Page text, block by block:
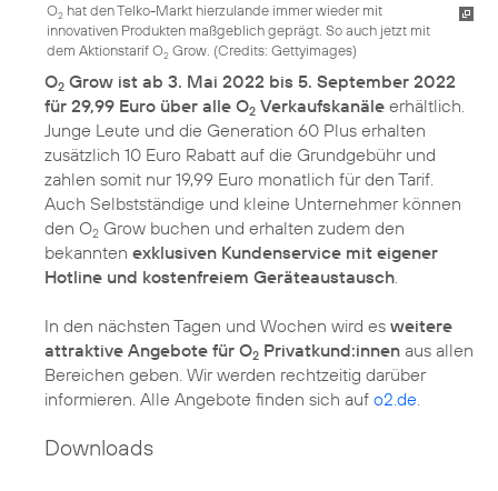
O2 hat den Telko-Markt hierzulande immer wieder mit
innovativen Produkten maßgeblich geprägt. So auch jetzt mit
dem Aktionstarif O2 Grow. (Credits: Gettyimages)
O2 Grow ist ab 3. Mai 2022 bis 5. September 2022
für 29,99 Euro über alle O2 Verkaufskanäle erhältlich.
Junge Leute und die Generation 60 Plus erhalten
zusätzlich 10 Euro Rabatt auf die Grundgebühr und
zahlen somit nur 19,99 Euro monatlich für den Tarif.
Auch Selbstständige und kleine Unternehmer können
den O2 Grow buchen und erhalten zudem den
bekannten exklusiven Kundenservice mit eigener
Hotline und kostenfreiem Geräteaustausch.
In den nächsten Tagen und Wochen wird es weitere
attraktive Angebote für O2 Privatkund:innen aus allen
Bereichen geben. Wir werden rechtzeitig darüber
informieren. Alle Angebote finden sich auf o2.de.
Downloads